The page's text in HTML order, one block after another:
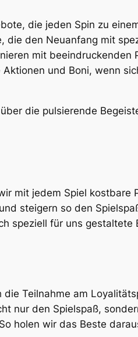
die jeden Spin zu
die den Neuanfang mit
mit beeindruckenden
und Boni, wenn
die pulsierende
mit jedem Spiel
steigern so den
speziell für uns gestaltete
Teilnahme am
nur den Spielspaß,
holen wir das Beste